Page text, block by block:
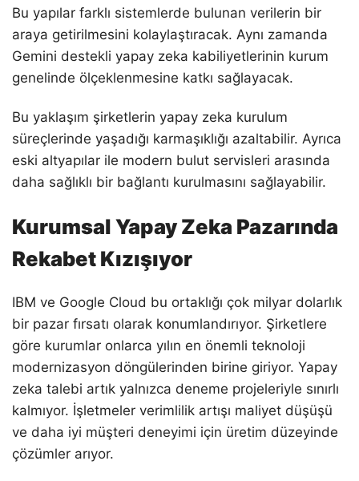
Bu yapılar farklı sistemlerde bulunan verilerin bir
araya getirilmesini kolaylaştıracak. Aynı zamanda
Gemini destekli yapay zeka kabiliyetlerinin kurum
genelinde ölçeklenmesine katkı sağlayacak.
Bu yaklaşım şirketlerin yapay zeka kurulum
süreçlerinde yaşadığı karmaşıklığı azaltabilir. Ayrıca
eski altyapılar ile modern bulut servisleri arasında
daha sağlıklı bir bağlantı kurulmasını sağlayabilir.
Kurumsal Yapay Zeka Pazarında
Rekabet Kızışıyor
IBM ve Google Cloud bu ortaklığı çok milyar dolarlık
bir pazar fırsatı olarak konumlandırıyor. Şirketlere
göre kurumlar onlarca yılın en önemli teknoloji
modernizasyon döngülerinden birine giriyor. Yapay
zeka talebi artık yalnızca deneme projeleriyle sınırlı
kalmıyor. İşletmeler verimlilik artışı maliyet düşüşü
ve daha iyi müşteri deneyimi için üretim düzeyinde
çözümler arıyor.